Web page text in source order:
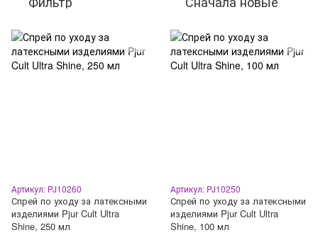
Артикул: PJ10260
Спрей по уходу за латексными
изделиями Pjur Cult Ultra
Shine, 250 мл
Артикул: PJ10250
Спрей по уходу за латексными
изделиями Pjur Cult Ultra
Shine, 100 мл